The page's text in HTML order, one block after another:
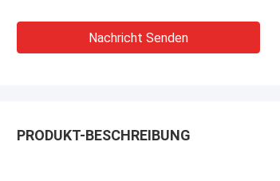
Nachricht Senden
PRODUKT-BESCHREIBUNG